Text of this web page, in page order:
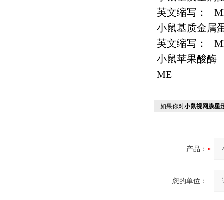
英文缩写：
小鼠基质金属
英文缩写：
小鼠苹果酸酶
ME
如果你对小鼠视网膜星
产品：
您的单位：